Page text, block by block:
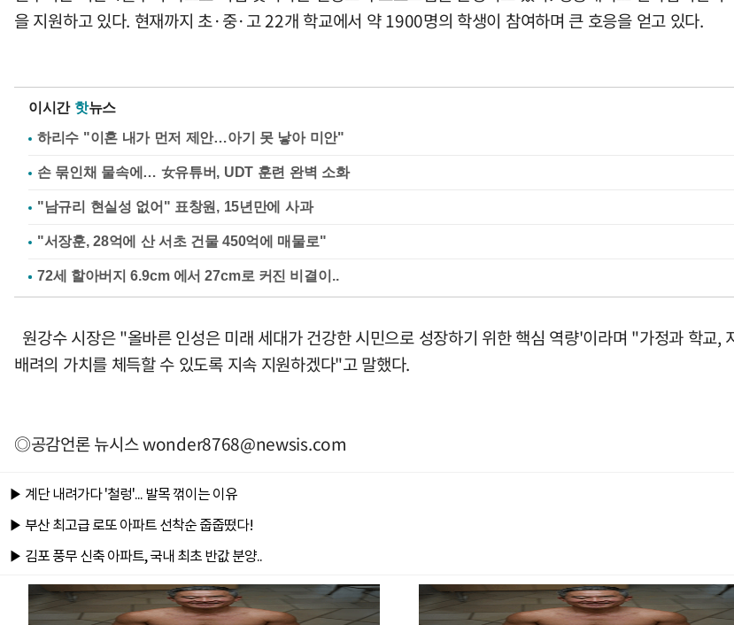
을 지원하고 있다. 현재까지 초·중·고 22개 학교에서 약 1900명의 학생이 참여하며 큰 호응을 얻고 있다.
이시간 핫뉴스
하리수 "이혼 내가 먼저 제안…아기 못 낳아 미안"
손 묶인채 물속에… 女유튜버, UDT 훈련 완벽 소화
"남규리 현실성 없어" 표창원, 15년만에 사과
"서장훈, 28억에 산 서초 건물 450억에 매물로"
원강수 시장은 "올바른 인성은 미래 세대가 건강한 시민으로 성장하기 위한 핵심 역량'이라며 "가정과 학교
배려의 가치를 체득할 수 있도록 지속 지원하겠다"고 말했다.
◎공감언론 뉴시스wonder8768@newsis.com